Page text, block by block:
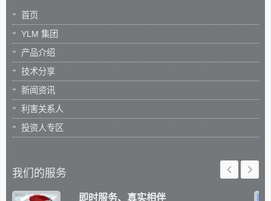
首页
YLM 集团
产品介绍
技术分享
新闻资讯
利害关系人
投资人专区
我们的服务
即时服务、真实相伴